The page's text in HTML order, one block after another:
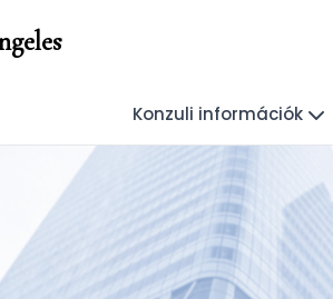
Konzuli információk